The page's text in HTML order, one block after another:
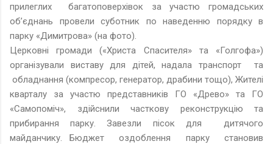
прилеглих багатоповерхівок за участю громадських
об’єднань провели суботник по наведенню порядку в
парку «Димитрова» (на фото).
Церковні громади («Христа Спасителя» та «Голгофа»)
організували виставу для дітей, надала транспорт та
обладнання (компресор, генератор, драбини тощо), Жителі
кварталу за участю представників ГО «Древо» та ГО
«Самопоміч», здійснили часткову реконструкцію та
прибирання парку. Завезли пісок для дитячого
майданчику. Бюджет оздоблення парку становив